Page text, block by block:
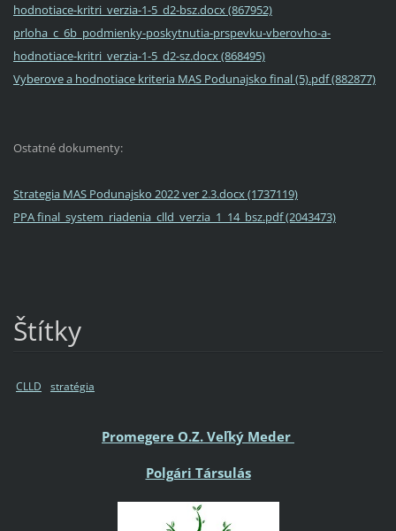
hodnotiace-kritri_verzia-1-5_d2-bsz.docx (867952)
prloha_c_6b_podmienky-poskytnutia-prspevku-vberovho-a-
hodnotiace-kritri_verzia-1-5_d2-sz.docx (868495)
Vyberove a hodnotiace kriteria MAS Podunajsko final (5).pdf (882877)
Ostatné dokumenty:
Strategia MAS Podunajsko 2022 ver 2.3.docx (1737119)
PPA final_system_riadenia_clld_verzia_1_14_bsz.pdf (2043473)
Štítky
CLLD stratégia
Promegere O.Z. Veľký Meder
Polgári Társulás